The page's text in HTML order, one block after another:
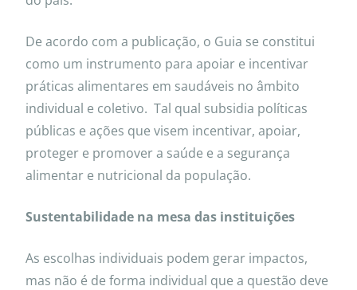
De acordo com a publicação, o Guia se constitui
como um instrumento para apoiar e incentivar
práticas alimentares em saudáveis no âmbito
individual e coletivo. Tal qual subsidia políticas
públicas e ações que visem incentivar, apoiar,
proteger e promover a saúde e a segurança
alimentar e nutricional da população.
Sustentabilidade na mesa das instituições
As escolhas individuais podem gerar impactos,
mas não é de forma individual que a questão deve